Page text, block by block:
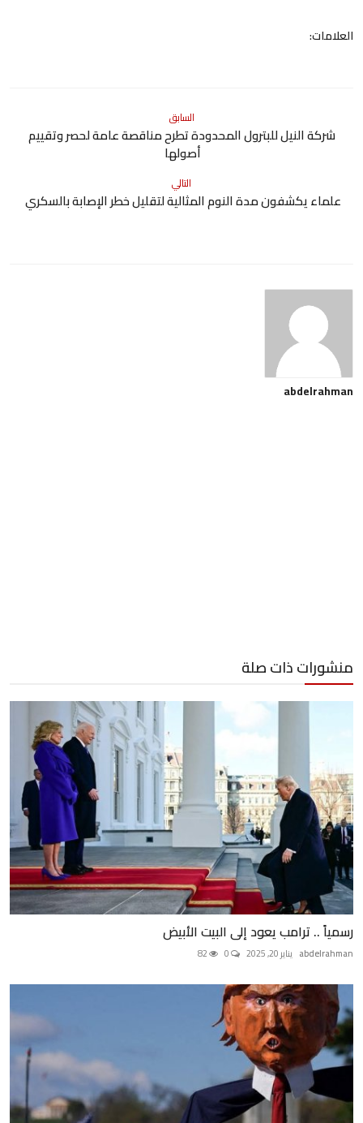
العلامات:
السابق
شركة النيل للبترول المحدودة تطرح مناقصة عامة لحصر وتقييم
أصولها
التالي
علماء يكشفون مدة النوم المثالية لتقليل خطر الإصابة بالسكري
abdelrahman
منشورات ذات صلة
رسمياً .. ترامب يعود إلى البيت الأبيض
abdelrahman يناير 20, 2025